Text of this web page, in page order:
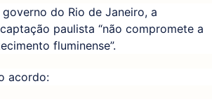
do Rio de Janeiro, a
paulista “não compromete a
fluminense”.
acordo: